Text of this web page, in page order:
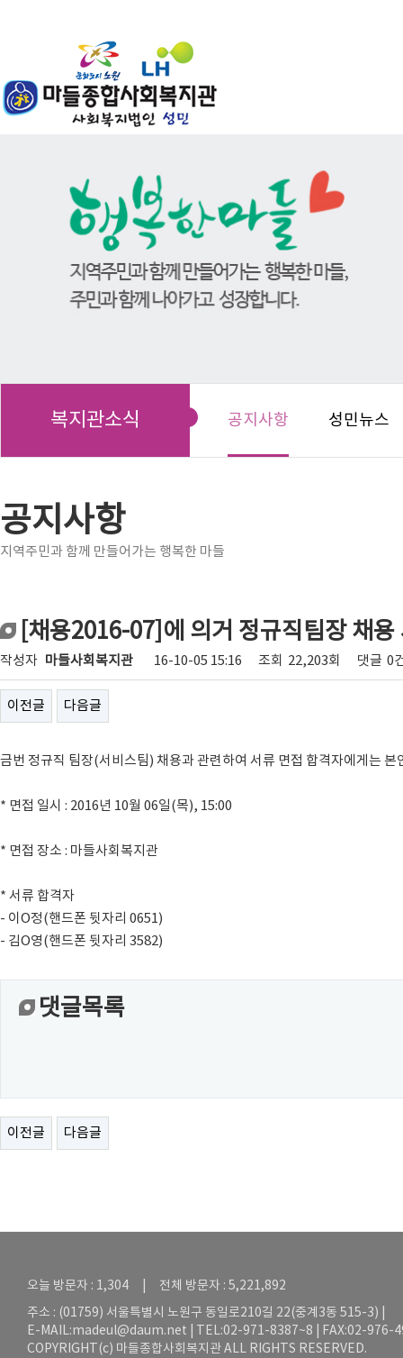
복지관소식 공지사항 성민뉴스
공지사항
지역주민과 함께 만들어가는 행복한 마들
[채용2016-07]에 의거 정규직팀장 채용
작성자 마들사회복지관 16-10-05 15:16 조회 22,203회 댓글 0
이전글 다음글
금번 정규직 팀장(서비스팀) 채용과 관련하여 서류 면접 합격자에게는
* 면접 일시 : 2016년 10월 06일(목), 15:00
* 면접 장소 : 마들사회복지관
* 서류 합격자
- 이O정(핸드폰 뒷자리 0651)
- 김O영(핸드폰 뒷자리 3582)
댓글목록
이전글 다음글
오늘 방문자 : 1,304 | 전체 방문자 : 5,221,892
주소 : (01759) 서울특별시 노원구 동일로210길 22(중계3동 515-3) |
E-MAIL:madeul@daum.net | TEL:02-971-8387~8 | FAX:02-976-
COPYRIGHT(c) 마들종합사회복지관 ALL RIGHTS RESERVED.